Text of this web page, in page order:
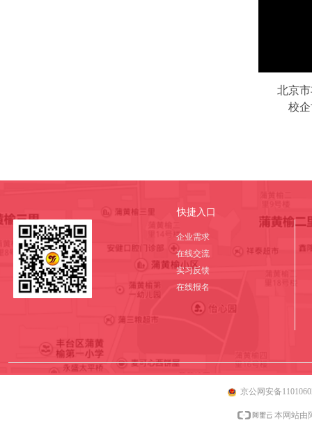
北京
校企
快捷入口
企业需求
在线交流
实习反馈
在线报名
京公网安备
本网站由